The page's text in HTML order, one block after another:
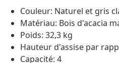
Couleur: Naturel et gris
Matériau: Bois d'acacia
Poids: 32,3 kg
Hauteur d'assise par
Capacité: 4